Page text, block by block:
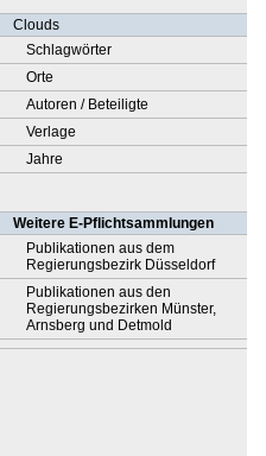
Clouds
Schlagwörter
Orte
Autoren / Beteiligte
Verlage
Jahre
Weitere E-Pflichtsammlungen
Publikationen aus dem
Regierungsbezirk Düsseldorf
Publikationen aus den
Regierungsbezirken Münster,
Arnsberg und Detmold